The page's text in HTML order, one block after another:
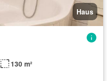
Haus
130 m²